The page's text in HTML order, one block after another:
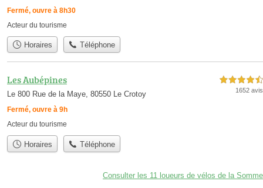
Fermé, ouvre à 8h30
Acteur du tourisme
Horaires Téléphone
Les Aubépines
Le 800 Rue de la Maye, 80550 Le Crotoy
Fermé, ouvre à 9h
4,5 étoiles sur 5
1652 avis
Acteur du tourisme
Horaires Téléphone
Consulter les 11 loueurs de vélos de la Somme